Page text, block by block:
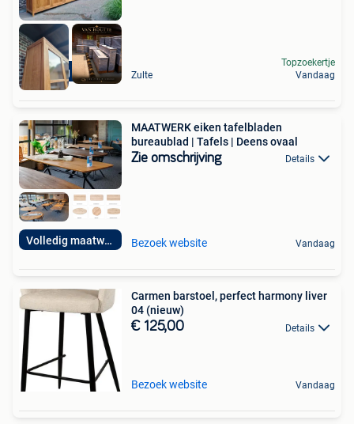
Levering mogelijk Zulte
Topzoekertje
Vandaag
Volledig maatwerk!
MAATWERK eiken tafelbladen
bureaublad | Tafels | Deens ovaal
Zie omschrijving Details
Bezoek website Vandaag
Carmen barstoel, perfect harmony liver
04 (nieuw)
€ 125,00 Details
Bezoek website Vandaag